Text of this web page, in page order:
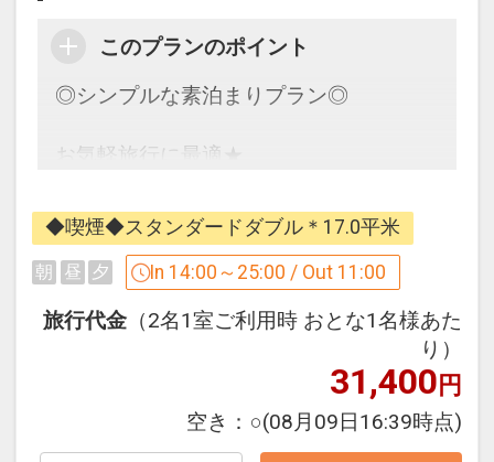
このプランのポイント
◎シンプルな素泊まりプラン◎
お気軽旅行に最適★
大阪観光の拠点に是非ご利用くださいま
せ★
【お子様添い寝のご案内】
ベッド1台につき小学生以下のお子様1名
ツインルーム → 大人2名（お子様2名添
い寝）
◆喫煙◆スタンダードダブル＊17.0平米
朝 昼 夕 In 14:00～25:00 / Out 11:00
旅行代金 （2名1室ご利用時 おとな1名様あた
り）
31,400円
空き： ○(08月09日16:39時点)